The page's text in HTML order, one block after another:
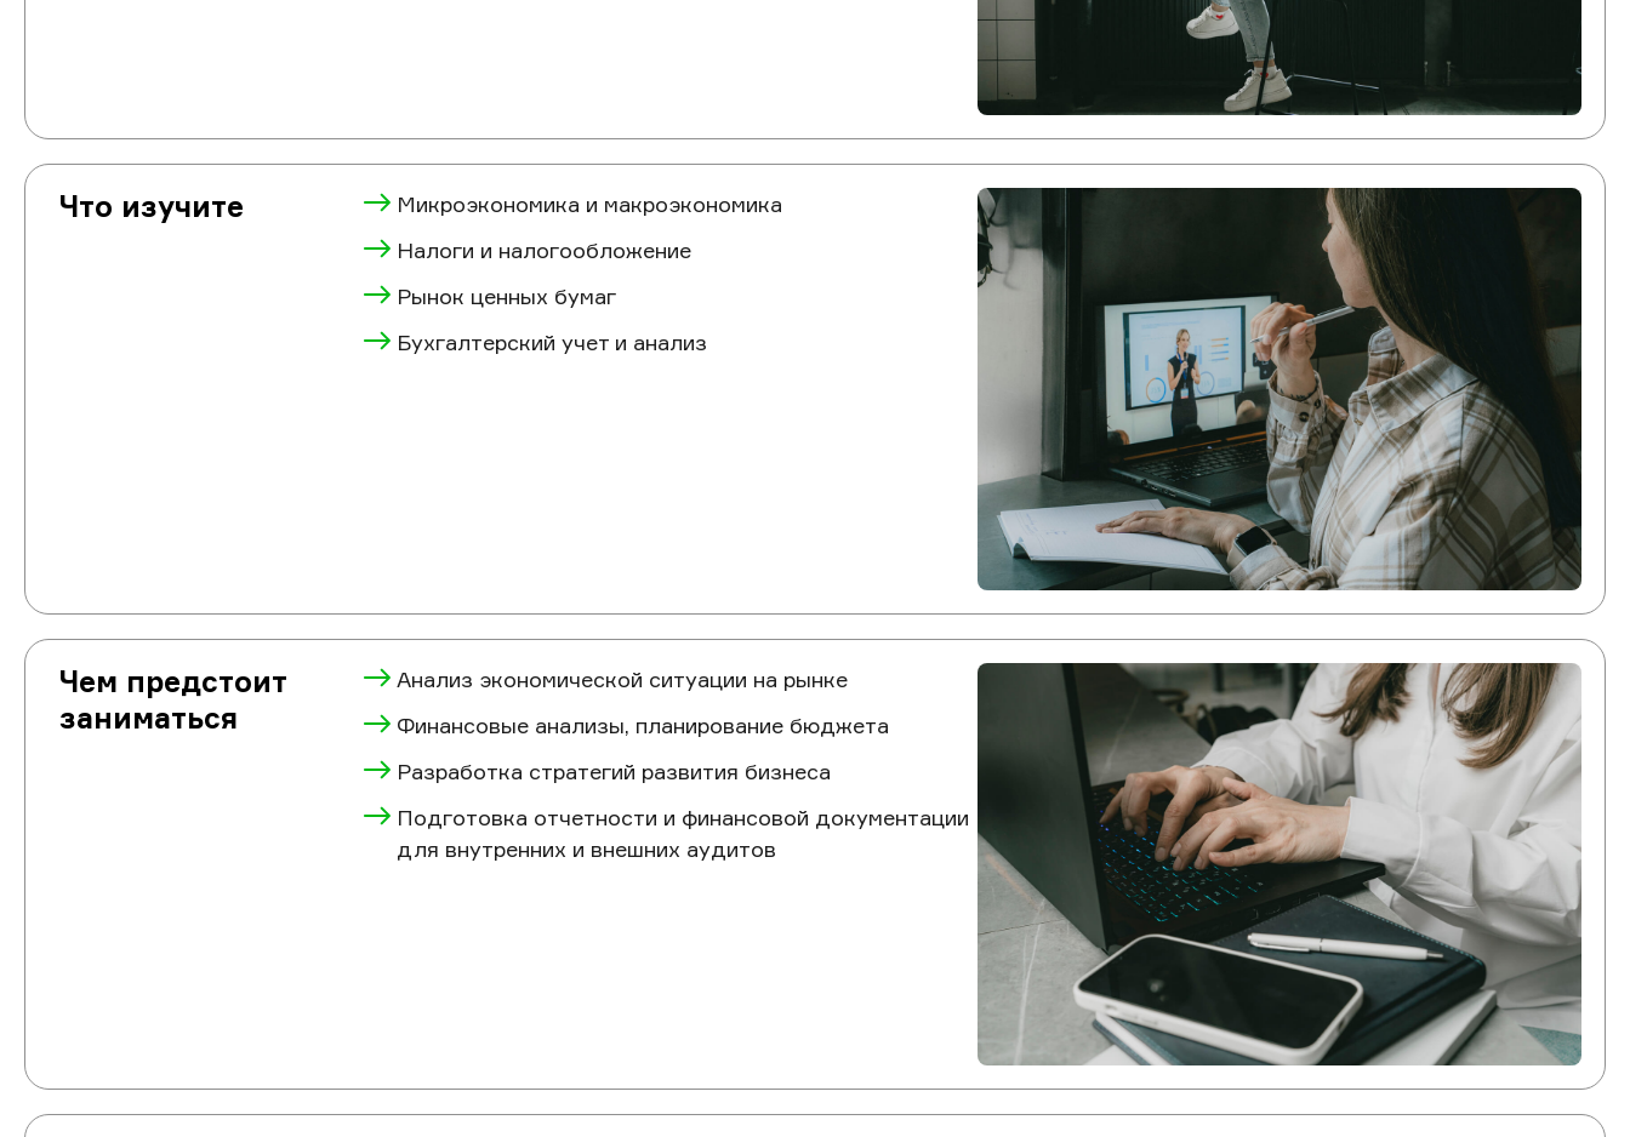
Что изучите
Микроэкономика и макроэкономика
Налоги и налогообложение
Рынок ценных бумаг
Бухгалтерский учет и анализ
Чем предстоит
заниматься
Анализ экономической ситуации на рынке
Финансовые анализы, планирование бюджета
Разработка стратегий развития бизнеса
Подготовка отчетности и финансовой документации
для внутренних и внешних аудитов